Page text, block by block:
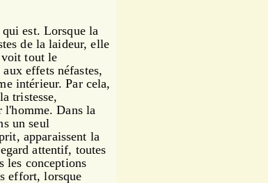
est. Lorsque la
de la laideur, elle
voit tout le
effets néfastes,
intérieur. Par cela,
tristesse,
l'homme. Dans la
un seul
apparaissent la
attentif, toutes
les conceptions
effort, lorsque